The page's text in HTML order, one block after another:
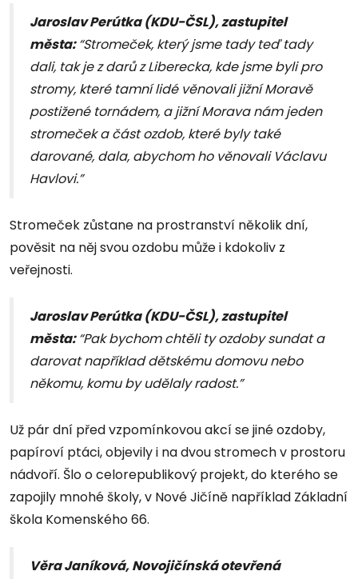
Jaroslav Perútka (KDU-ČSL), zastupitel
města:“Stromeček, který jsme tady teď tady
dali, tak je z darů z Liberecka, kde jsme byli pro
stromy, které tamní lidé věnovali jižní Moravě
postižené tornádem, a jižní Morava nám jeden
stromeček a část ozdob, které byly také
darované, dala, abychom ho věnovali Václavu
Havlovi.”
Stromeček zůstane na prostranství několik dní,
pověsit na něj svou ozdobu může i kdokoliv z
veřejnosti.
Jaroslav Perútka (KDU-ČSL), zastupitel
města:“Pak bychom chtěli ty ozdoby sundat a
darovat například dětskému domovu nebo
někomu, komu by udělaly radost.”
Už pár dní před vzpomínkovou akcí se jiné ozdoby,
papíroví ptáci, objevily i na dvou stromech v prostoru
nádvoří. Šlo o celorepublikový projekt, do kterého se
zapojily mnohé školy, v Nové Jičíně například Základní
škola Komenského 66.
Věra Janíková, Novojičínská otevřená